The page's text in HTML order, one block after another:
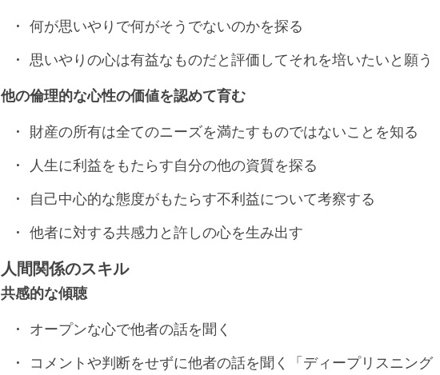
何が思いやりで何がそうでないのかを探る
思いやりの心は有益なものだと評価してそれを培いたいと願う
他の倫理的な心性の価値を認めて育む
財産の所有は全てのニーズを満たすものではないことを知る
人生に利益をもたらす自分の他の資質を探る
自己中心的な態度がもたらす不利益について考察する
他者に対する共感力と許しの心を生み出す
人間関係のスキル
共感的な傾聴
オープンな心で他者の話を聞く
コメントや判断をせずに他者の話を聞く「ディープリスニング